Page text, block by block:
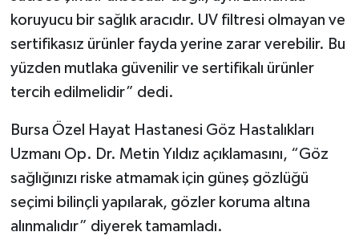
koruyucu bir sağlık aracıdır. UV filtresi olmayan ve
sertifikasız ürünler fayda yerine zarar verebilir. Bu
yüzden mutlaka güvenilir ve sertifikalı ürünler
tercih edilmelidir” dedi.
Bursa Özel Hayat Hastanesi Göz Hastalıkları
Uzmanı Op. Dr. Metin Yıldız açıklamasını, “Göz
sağlığınızı riske atmamak için güneş gözlüğü
seçimi bilinçli yapılarak, gözler koruma altına
alınmalıdır” diyerek tamamladı.